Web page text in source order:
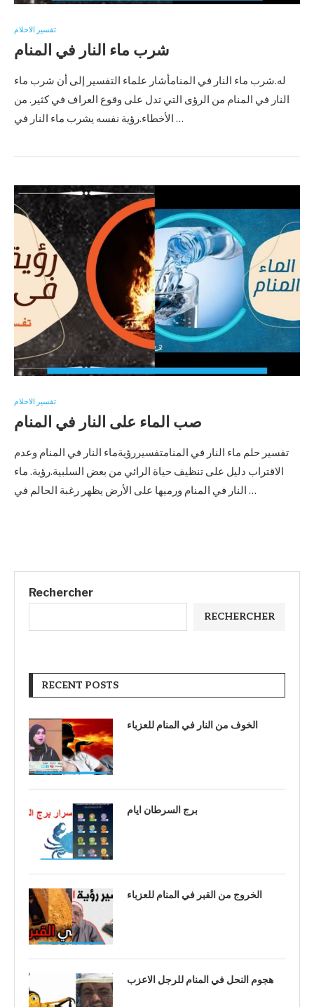
تفسير الاحلام
شرب ماء النار في المنام
له.شرب ماء النار في المنامأشار علماء التفسير إلى أن شرب ماء
النار في المنام من الرؤى التي تدل على وقوع العراف في كثير. من
الأخطاء.رؤية نفسه يشرب ماء النار في …
تفسير الاحلام
صب الماء على النار في المنام
تفسير حلم ماء النار في المنامتفسيررؤيةماء النار في المنام وعدم
الاقتراب دليل على تنظيف حياة الرائي من بعض السلبية.رؤية. ماء
النار في المنام ورميها على الأرض يظهر رغبة الحالم في …
Rechercher
RECHERCHER
RECENT POSTS
الخوف من النار في المنام للعزباء
برج السرطان ايام
الخروج من القبر في المنام للعزباء
هجوم النحل في المنام للرجل الاعزب